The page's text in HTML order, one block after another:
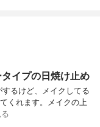
イプの日焼け止め
するけど、メイクしてる
くれます。メイクの上